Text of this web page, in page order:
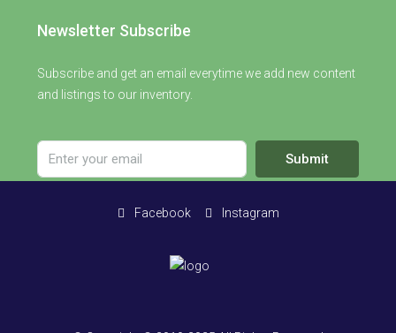
Newsletter Subscribe
Subscribe and get an email everytime we add new content
and listings to our inventory.
Submit
Facebook Instagram